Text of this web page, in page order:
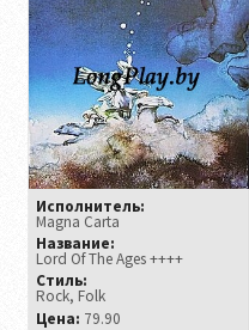
Исполнитель:
Magna Carta
Название:
Lord Of The Ages ++++
Стиль:
Rock, Folk
Цена: 79.90